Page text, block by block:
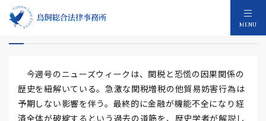
MENU
関税と恐慌の歴史
今週号のニューズウィークは、関税と恐慌の因果関係の
歴史を紐解いている。急激な関税増税の他貿易妨害行為は
予期しない影響を伴う。最終的に金融が機能不全になり経
済全体が破綻するという過去の道筋を、歴史学者が解説し